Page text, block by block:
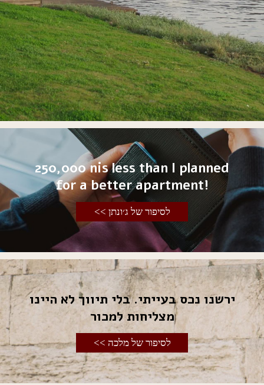
250,000 nis less than I planned
for a better apartment!
לסיפור של ג׳ונתן >>
ירשנו נכס בעייתי. בלי תיווך לא היינו
מצליחות למכור
לסיפור של מלכה >>